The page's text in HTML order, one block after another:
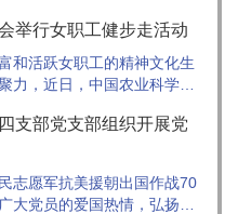
举行女职工健步走活动
和活跃女职工的精神文化生
力，近日，中国农业科学院
展了“科学抗疫，健康前
支部党支部组织开展党
志愿军抗美援朝出国作战70
大党员的爱国热情，弘扬爱